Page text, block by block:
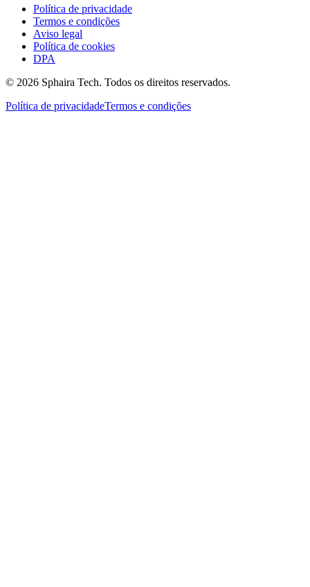
Política de privacidade
Termos e condições
Aviso legal
Política de cookies
DPA
© 2026 Sphaira Tech. Todos os direitos reservados.
Política de privacidadeTermos e condições